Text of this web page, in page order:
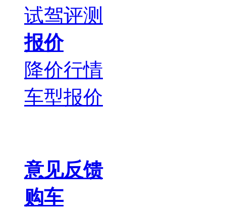
试驾评测
报价
降价行情
车型报价
意见反馈
购车